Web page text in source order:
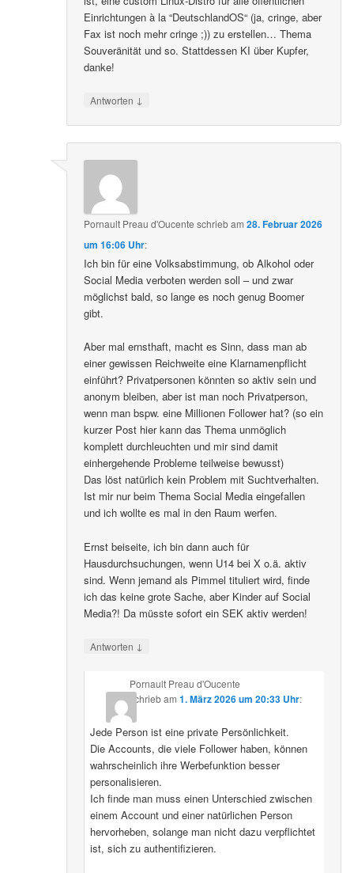
Einrichtungen à la “DeutschlandOS“ (ja, cringe, aber
Fax ist noch mehr cringe ;)) zu erstellen… Thema
Souveränität und so. Stattdessen KI über Kupfer,
danke!
Antworten ↓
Pornault Preau d'Oucente schriebam28. Februar 2026
um 16:06 Uhr:
Ich bin für eine Volksabstimmung, ob Alkohol oder
Social Media verboten werden soll – und zwar
möglichst bald, so lange es noch genug Boomer
gibt.
Aber mal ernsthaft, macht es Sinn, dass man ab
einer gewissen Reichweite eine Klarnamenpflicht
einführt? Privatpersonen könnten so aktiv sein und
anonym bleiben, aber ist man noch Privatperson,
wenn man bspw. eine Millionen Follower hat? (so ein
kurzer Post hier kann das Thema unmöglich
komplett durchleuchten und mir sind damit
einhergehende Probleme teilweise bewusst)
Das löst natürlich kein Problem mit Suchtverhalten.
Ist mir nur beim Thema Social Media eingefallen
und ich wollte es mal in den Raum werfen.
Ernst beiseite, ich bin dann auch für
Hausdurchsuchungen, wenn U14 bei X o.ä. aktiv
sind. Wenn jemand als Pimmel tituliert wird, finde
ich das keine grote Sache, aber Kinder auf Social
Media?! Da müsste sofort ein SEK aktiv werden!
Antworten ↓
Pornault Preau d'Oucente
schriebam 1. März 2026 um 20:33 Uhr:
Jede Person ist eine private Persönlichkeit.
Die Accounts, die viele Follower haben, können
wahrscheinlich ihre Werbefunktion besser
personalisieren.
Ich finde man muss einen Unterschied zwischen
einem Account und einer natürlichen Person
hervorheben, solange man nicht dazu verpflichtet
ist, sich zu authentifizieren.